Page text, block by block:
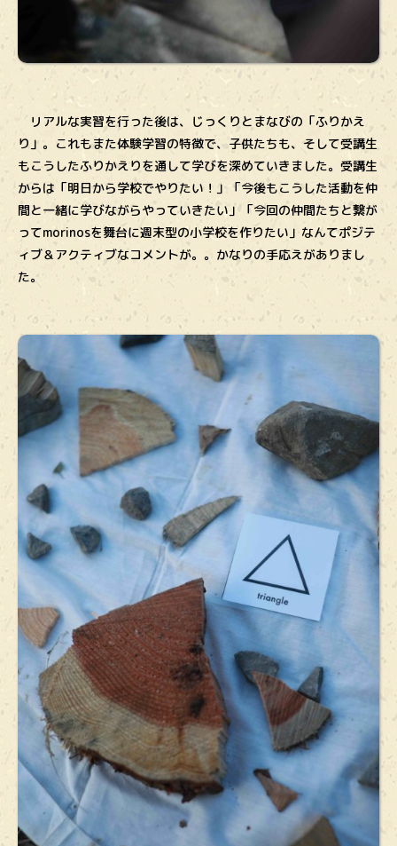
リアルな実習を行った後は、じっくりとまなびの「ふりかえ
り」。これもまた体験学習の特徴で、子供たちも、そして受講生
もこうしたふりかえりを通して学びを深めていきました。受講生
からは「明日から学校でやりたい！」「今後もこうした活動を仲
間と一緒に学びながらやっていきたい」「今回の仲間たちと繋が
ってmorinosを舞台に週末型の小学校を作りたい」なんてポジテ
ィブ＆アクティブなコメントが。。かなりの手応えがありまし
た。